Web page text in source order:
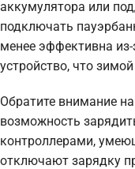
аккумулятора или
подключать
менее эффективна
устройство, что
Обратите внимание
возможность
контроллерами,
отключают зарядку